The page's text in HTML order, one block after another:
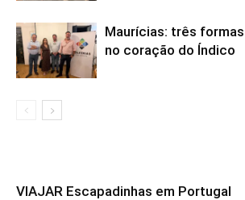
Maurícias: três
no coração do Índico
VIAJAR Escapadinhas em Portugal